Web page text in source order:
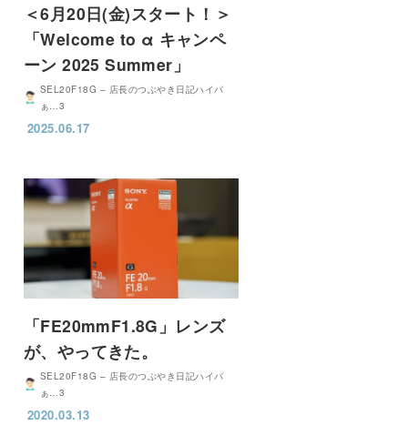
＜6月20日(金)スタート！＞
「Welcome to α キャンペ
ーン 2025 Summer」
SEL20F18G – 店長のつぶやき日記ハイパ
ぁ…3
2025.06.17
「FE20mmF1.8G」レンズ
が、やってきた。
SEL20F18G – 店長のつぶやき日記ハイパ
ぁ…3
2020.03.13